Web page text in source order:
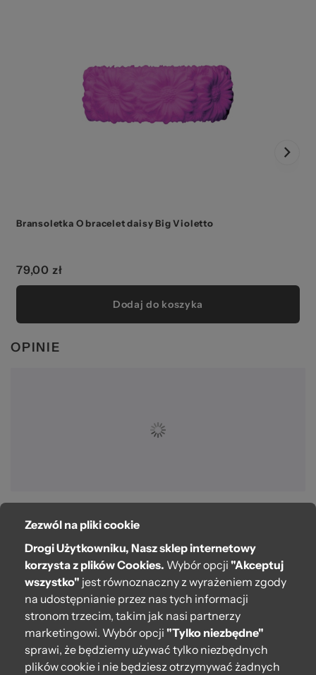
Bransoletka O bracelet daisy Big Violetto
79,00 zł
Dodaj do koszyka
OPINIE
O bag
Pomoc
Moje O bag
Kontakt
222 571 414
bok@obagstore.pl
Zezwól na pliki cookie
Drogi Użytkowniku, Nasz sklep internetowy
korzysta z plików Cookies. Wybór opcji "Akceptuj
wszystko" jest równoznaczny z wyrażeniem zgody
na udostępnianie przez nas tych informacji
stronom trzecim, takim jak nasi partnerzy
marketingowi. Wybór opcji "Tylko niezbędne"
sprawi, że będziemy używać tylko niezbędnych
plików cookie i nie będziesz otrzymywać żadnych